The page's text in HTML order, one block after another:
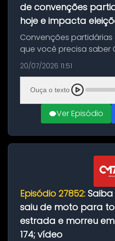
de convenções
hoje e impacta
Convenções partidárias
que você precisa saber
segunda-feira e vai até
para que partidos
partidárias realizem
20/07/2026 11:51
Ouça o texto
Ver Episódio
Episódio 27852:
saiu de moto para
estrada e morreu
174; vídeo